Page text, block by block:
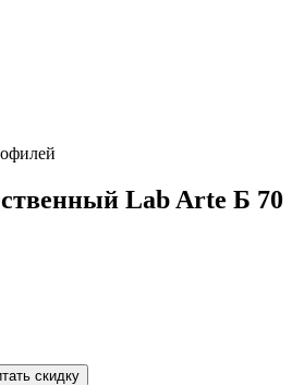
Lab Arte Б 70
скидку